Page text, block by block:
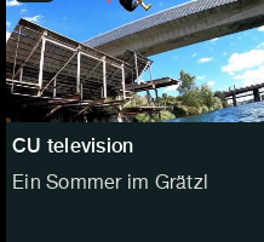
CU television
Ein Sommer im Grätzl